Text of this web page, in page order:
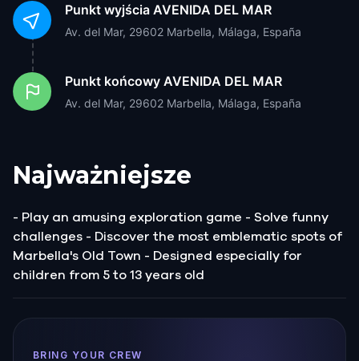
Punkt wyjścia AVENIDA DEL MAR
Av. del Mar, 29602 Marbella, Málaga, España
Punkt końcowy AVENIDA DEL MAR
Av. del Mar, 29602 Marbella, Málaga, España
Najważniejsze
- Play an amusing exploration game - Solve funny
challenges - Discover the most emblematic spots of
Marbella's Old Town - Designed especially for
children from 5 to 13 years old
BRING YOUR CREW